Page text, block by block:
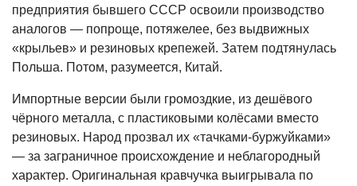
предприятия бывшего СССР освоили производство
аналогов — попроще, потяжелее, без выдвижных
«крыльев» и резиновых крепежей. Затем подтянулась
Польша. Потом, разумеется, Китай.
Импортные версии были громоздкие, из дешёвого
чёрного металла, с пластиковыми колёсами вместо
резиновых. Народ прозвал их «тачками-буржуйками»
— за заграничное происхождение и неблагородный
характер. Оригинальная кравчучка выигрывала по